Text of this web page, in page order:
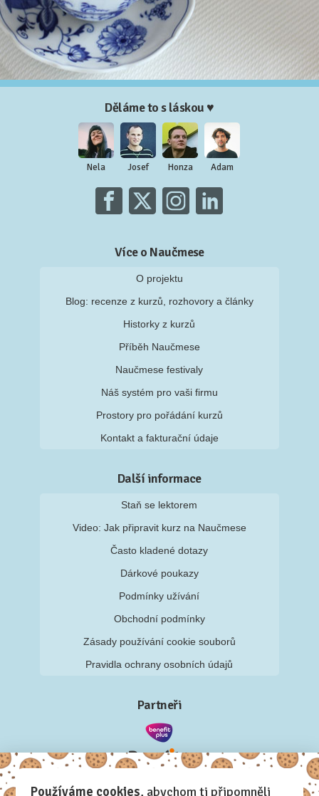
Děláme to s láskou ♥
Nela Josef Honza Adam
Více o Naučmese
O projektu
Blog: recenze z kurzů, rozhovory a články
Historky z kurzů
Příběh Naučmese
Naučmese festivaly
Náš systém pro vaši firmu
Prostory pro pořádání kurzů
Kontakt a fakturační údaje
Další informace
Staň se lektorem
Video: Jak připravit kurz na Naučmese
Často kladené dotazy
Dárkové poukazy
Podmínky užívání
Obchodní podmínky
Zásady používání cookie souborů
Pravidla ochrany osobních údajů
Partneři
Používáme cookies, abychom ti připomněli